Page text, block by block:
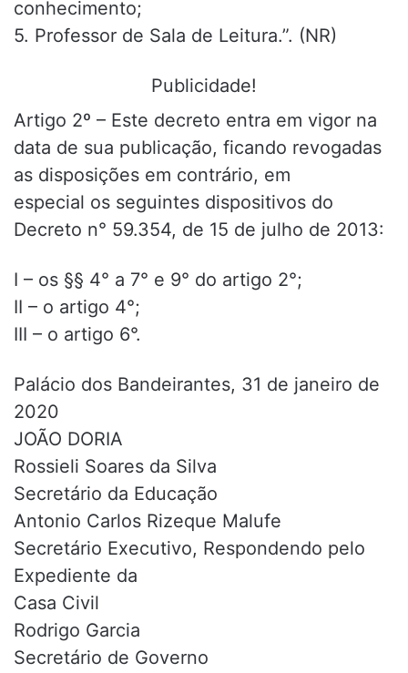
conhecimento;
5. Professor de Sala de Leitura.”. (NR)
Publicidade!
Artigo 2º – Este decreto entra em vigor na
data de sua publicação, ficando revogadas
as disposições em contrário, em
especial os seguintes dispositivos do
Decreto n° 59.354, de 15 de julho de 2013:
I – os §§ 4° a 7° e 9° do artigo 2°;
II – o artigo 4°;
III – o artigo 6°.
Palácio dos Bandeirantes, 31 de janeiro de
2020
JOÃO DORIA
Rossieli Soares da Silva
Secretário da Educação
Antonio Carlos Rizeque Malufe
Secretário Executivo, Respondendo pelo
Expediente da
Casa Civil
Rodrigo Garcia
Secretário de Governo